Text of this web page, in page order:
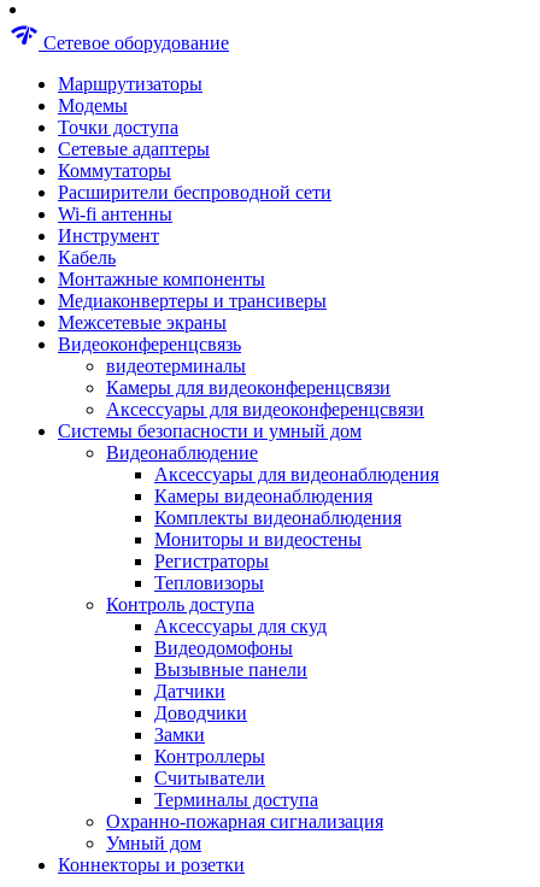
Пылесосы строительные
Степлеры строительные
Пистолеты клеевые
Наборы бит и сверел
Инструмент многофункциональный
Круги, диски, фрезы
Аксессуары для электро и
пневмоинструмента
Аккумуляторы для инструмента
Зарядные устройства для аккумуляторов
Миксеры строительные
Молотки отбойные
Паяльное оборудование
Садовая техника
Минимойки
Аксессуары для минимоек
Газонокосилки и триммеры
Газонокосилки
Культиваторы и мотоблоки
Аэраторы и скарификаторы
Мотоблоки
Генераторы
Снегоуборщики
Воздуходувки
Цепные и бензопилы
Оснастка к садовой технике
Садовые насосы
Поливочное оборудование
Садовые измельчители
Гидроаккумуляторы
network_check Сетевое оборудование
Маршрутизаторы
Модемы
Точки доступа
Сетевые адаптеры
Коммутаторы
Расширители беспроводной сети
Wi-fi антенны
Инструмент
Кабель
Монтажные компоненты
Медиаконвертеры и трансиверы
Межсетевые экраны
Видеоконференцсвязь
видеотерминалы
Камеры для видеоконференцсвязи
Аксессуары для видеоконференцсвязи
Системы безопасности и умный дом
Видеонаблюдение
Аксессуары для видеонаблюдения
Камеры видеонаблюдения
Комплекты видеонаблюдения
Мониторы и видеостены
Регистраторы
Тепловизоры
Контроль доступа
Аксессуары для скуд
Видеодомофоны
Вызывные панели
Датчики
Доводчики
Замки
Контроллеры
Считыватели
Терминалы доступа
Охранно-пожарная сигнализация
Умный дом
Коннекторы и розетки